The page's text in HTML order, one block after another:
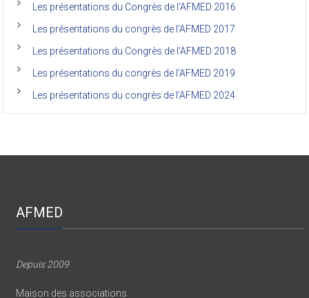
(Afmed/Unikin)
vécu
Les présentations du Congrès de l’AFMED 2016
Les présentations du congrès de l’AFMED 2017
Les présentations du Congrès de l’AFMED 2018
Les présentations du congrès de l’AFMED 2019
Les présentations du congrès de l’AFMED 2024
AFMED
Depuis 2009
Maison des associations